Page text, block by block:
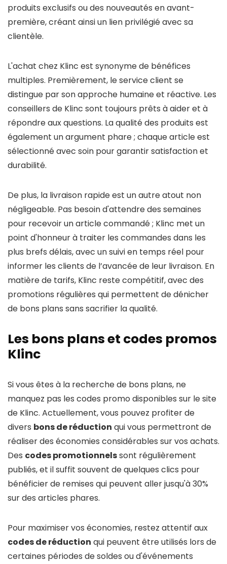
produits exclusifs ou des nouveautés en avant-
première, créant ainsi un lien privilégié avec sa
clientèle.
L'achat chez Klinc est synonyme de bénéfices
multiples. Premièrement, le service client se
distingue par son approche humaine et réactive. Les
conseillers de Klinc sont toujours prêts à aider et à
répondre aux questions. La qualité des produits est
également un argument phare ; chaque article est
sélectionné avec soin pour garantir satisfaction et
durabilité.
De plus, la livraison rapide est un autre atout non
négligeable. Pas besoin d'attendre des semaines
pour recevoir un article commandé ; Klinc met un
point d'honneur à traiter les commandes dans les
plus brefs délais, avec un suivi en temps réel pour
informer les clients de l’avancée de leur livraison. En
matière de tarifs, Klinc reste compétitif, avec des
promotions régulières qui permettent de dénicher
de bons plans sans sacrifier la qualité.
Les bons plans et codes promos
Klinc
Si vous êtes à la recherche de bons plans, ne
manquez pas les codes promo disponibles sur le site
de Klinc. Actuellement, vous pouvez profiter de
divers bons de réduction qui vous permettront de
réaliser des économies considérables sur vos achats.
Des codes promotionnelssont régulièrement
publiés, et il suffit souvent de quelques clics pour
bénéficier de remises qui peuvent aller jusqu'à 30%
sur des articles phares.
Pour maximiser vos économies, restez attentif aux
codes de réduction qui peuvent être utilisés lors de
certaines périodes de soldes ou d'événements